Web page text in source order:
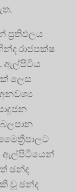
ප්‍රතිඵලය
රාජපක්ෂ
ඇල්පිටිය
ලෙස
ඇල්පිටියෙන්
ඡන්ද
වූ ඡන්ද